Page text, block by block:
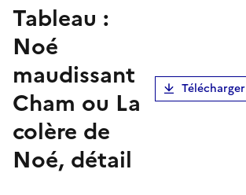
tableau :
Noé
maudissant
Cham ou La
colère de
Noé, détail
Télécharger